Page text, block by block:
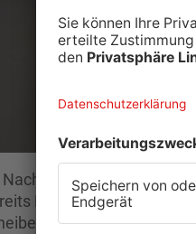
Nach einem Raubzug in
Dienstagnacht hatte
eingeschlagen und